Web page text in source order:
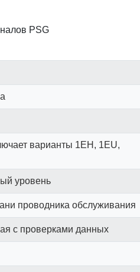
PSG
варианты 1EH, 1EU,
уровень
проводника обслуживания
с проверками данных